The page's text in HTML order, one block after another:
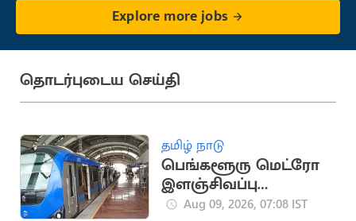
Explore more jobs
தொடர்புடைய செய்தி
தமிழ் நாடு
பெங்களூரு மெட்ரோ
இளஞ்சிவப்பு
வழித்தடத்தில் ஆக.12-
Aug 09, 2026, 07:08 IST